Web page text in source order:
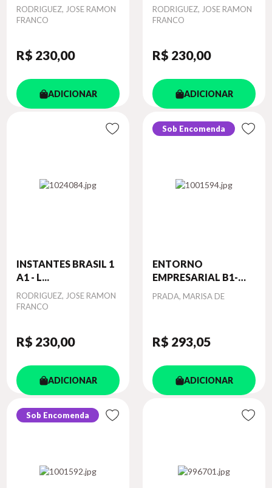
Autor
RODRIGUEZ, JOSE RAMON
FRANCO
R$ 230,00
ADICIONAR
Autor
RODRIGUEZ, JOSE RAMON
FRANCO
R$ 230,00
ADICIONAR
INSTANTES BRASIL 1
A1 - L...
Autor
RODRIGUEZ, JOSE RAMON
FRANCO
R$ 230,00
ADICIONAR
Sob Encomenda
ENTORNO
EMPRESARIAL B1-
B2...
Autor
PRADA, MARISA DE
R$ 293,05
ADICIONAR
Sob Encomenda